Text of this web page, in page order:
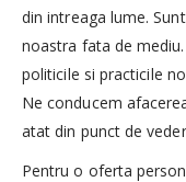
din intreaga lume.
noastra fata de
politicile si practicile
Ne conducem
atat din punct de
Pentru o oferta